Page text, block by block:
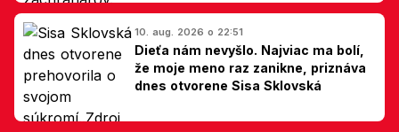
10. aug. 2026 o 22:51
Dieťa nám nevyšlo. Najviac ma bolí,
že moje meno raz zanikne, priznáva
dnes otvorene Sisa Sklovská